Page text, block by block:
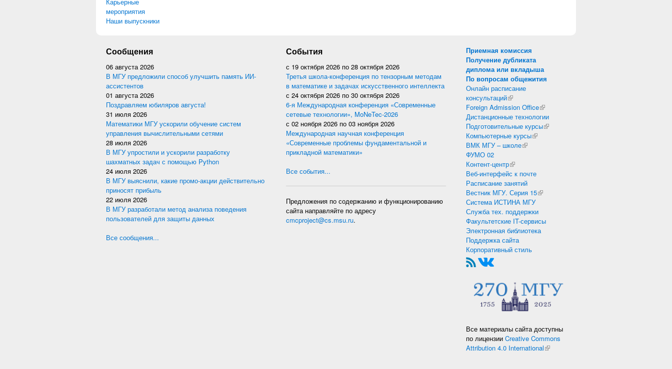
мероприятия
Наши выпускники
Сообщения
06 августа 2026
В МГУ предложили способ улучшить память ИИ-
ассистентов
01 августа 2026
Поздравляем юбиляров августа!
31 июля 2026
Математики МГУ ускорили обучение систем
управления вычислительными сетями
28 июля 2026
В МГУ упростили и ускорили разработку
шахматных задач с помощью Python
24 июля 2026
В МГУ выяснили, какие промо-акции действительно
приносят прибыль
22 июля 2026
В МГУ разработали метод анализа поведения
пользователей для защиты данных
Все сообщения...
События
с 19 октября 2026 по 28 октября 2026
Третья школа-конференция по тензорным методам
в математике и задачах искусственного интеллекта
с 24 октября 2026 по 30 октября 2026
6-я Международная конференция «Современные
сетевые технологии», MoNeTec-2026
с 02 ноября 2026 по 03 ноября 2026
Международная научная конференция
«Современные проблемы фундаментальной и
прикладной математики»
Все события...
Предложения по содержанию и функционированию
сайта направляйте по адресу
cmcproject@cs.msu.ru.
Приемная комиссия
Получение дубликата
диплома или вкладыша
По вопросам общежития
Онлайн расписание
консультаций(внешняя ссылка)
Foreign Admission Office(внешняя ссылка)
Дистанционные технологии
Подготовительные курсы(внешняя ссылка)
Компьютерные курсы(внешняя ссылка)
ВМК МГУ – школе(внешняя ссылка)
ФУМО 02
Контент-центр(внешняя ссылка)
Веб-интерфейс к почте
Расписание занятий
Вестник МГУ. Серия 15(внешняя ссылка)
Система ИСТИНА МГУ
Служба тех. поддержки
Факультетские IT-сервисы
Электронная библиотека
Поддержка сайта
Корпоративный стиль
Все материалы сайта доступны
по лицензии Creative Commons
Attribution 4.0 International(внешняя ссылка)